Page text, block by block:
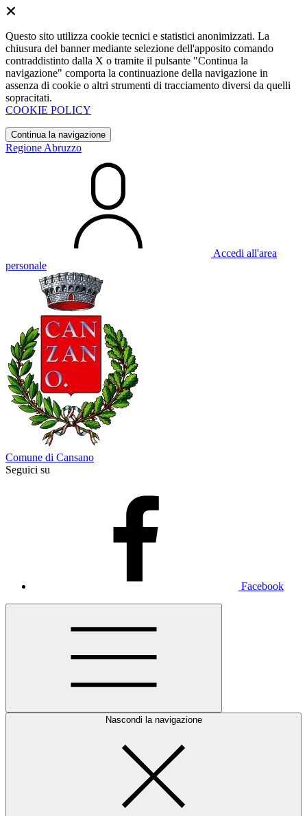
Questo sito utilizza cookie tecnici e statistici anonimizzati. La
chiusura del banner mediante selezione dell'apposito comando
contraddistinto dalla X o tramite il pulsante "Continua la
navigazione" comporta la continuazione della navigazione in
assenza di cookie o altri strumenti di tracciamento diversi da quelli
sopracitati.
COOKIE POLICY
Continua la navigazione
Regione Abruzzo
Accedi all'area
personale
Comune di Cansano
Seguici su
Facebook
Nascondi la navigazione